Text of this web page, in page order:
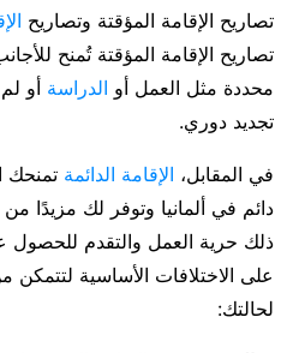
تصاريح الإقامة المؤقتة وتصاريح
تصاريح الإقامة المؤقتة تُمنح
محددة مثل العمل أو الدراسة أو
تجديد دوري.
في المقابل، الإقامة الدائمة تمنحك
دائم في ألمانيا وتوفر لك مزيدًا من
ذلك حرية العمل والتقدم للحصول
على الاختلافات الأساسية لتتمكن
لحالتك: